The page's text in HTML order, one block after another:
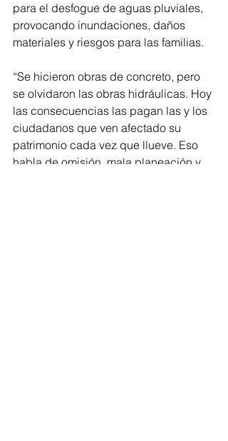
para el desfogue de aguas pluviales,
provocando inundaciones, daños
materiales y riesgos para las familias.
“Se hicieron obras de concreto, pero
se olvidaron las obras hidráulicas. Hoy
las consecuencias las pagan las y los
ciudadanos que ven afectado su
patrimonio cada vez que llueve. Eso
habla de omisión, mala planeación y